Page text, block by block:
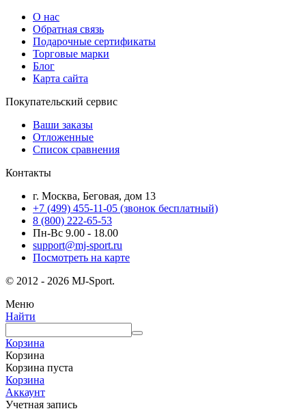
О нас
Обратная связь
Подарочные сертификаты
Торговые марки
Блог
Карта сайта
Покупательский сервис
Ваши заказы
Отложенные
Список сравнения
Контакты
г. Москва, Беговая, дом 13
+7 (499) 455-11-05 (звонок бесплатный)
8 (800) 222-65-53
Пн-Вс 9.00 - 18.00
support@mj-sport.ru
Посмотреть на карте
© 2012 - 2026 MJ-Sport.
Меню
Найти
Корзина
Корзина
Корзина пуста
Корзина
Аккаунт
Учетная запись